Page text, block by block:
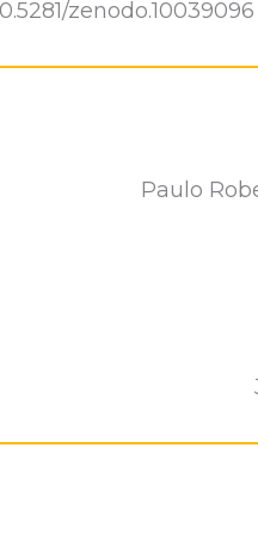
zenodo.10039096
Paulo